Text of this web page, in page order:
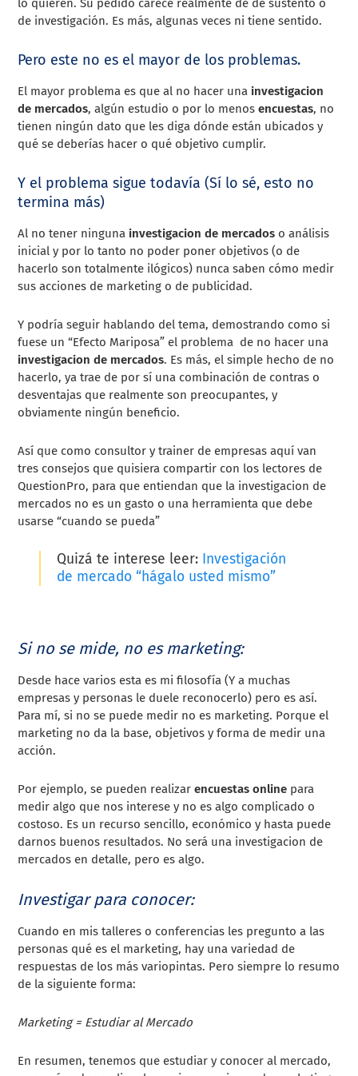
lo quieren. Su pedido carece realmente de de sustento o
de investigación. Es más, algunas veces ni tiene sentido.
Pero este no es el mayor de los problemas.
El mayor problema es que al no hacer una investigacion
de mercados, algún estudio o por lo menosencuestas, no
tienen ningún dato que les diga dónde están ubicados y
qué se deberías hacer o qué objetivo cumplir.
Y el problema sigue todavía (Sí lo sé, esto no
termina más)
Al no tener ninguna investigacion de mercados o análisis
inicial y por lo tanto no poder poner objetivos (o de
hacerlo son totalmente ilógicos) nunca saben cómo medir
sus acciones de marketing o de publicidad.
Y podría seguir hablando del tema, demostrando como si
fuese un “Efecto Mariposa” el problema de no hacer una
investigacion de mercados. Es más, el simple hecho de no
hacerlo, ya trae de por sí una combinación de contras o
desventajas que realmente son preocupantes, y
obviamente ningún beneficio.
Así que como consultor y trainer de empresas aquí van
tres consejos que quisiera compartir con los lectores de
QuestionPro, para que entiendan que la investigacion de
mercados no es un gasto o una herramienta que debe
usarse “cuando se pueda”
Quizá te interese leer: Investigación
de mercado “hágalo usted mismo”
Si no se mide, no es marketing:
Desde hace varios esta es mi filosofía (Y a muchas
empresas y personas le duele reconocerlo) pero es así.
Para mí, si no se puede medir no es marketing. Porque el
marketing no da la base, objetivos y forma de medir una
acción.
Por ejemplo, se pueden realizarencuestas online para
medir algo que nos interese y no es algo complicado o
costoso. Es un recurso sencillo, económico y hasta puede
darnos buenos resultados. No será una investigacion de
mercados en detalle, pero es algo.
Investigar para conocer:
Cuando en mis talleres o conferencias les pregunto a las
personas qué es el marketing, hay una variedad de
respuestas de los más variopintas. Pero siempre lo resumo
de la siguiente forma:
Marketing = Estudiar al Mercado
En resumen, tenemos que estudiar y conocer al mercado,